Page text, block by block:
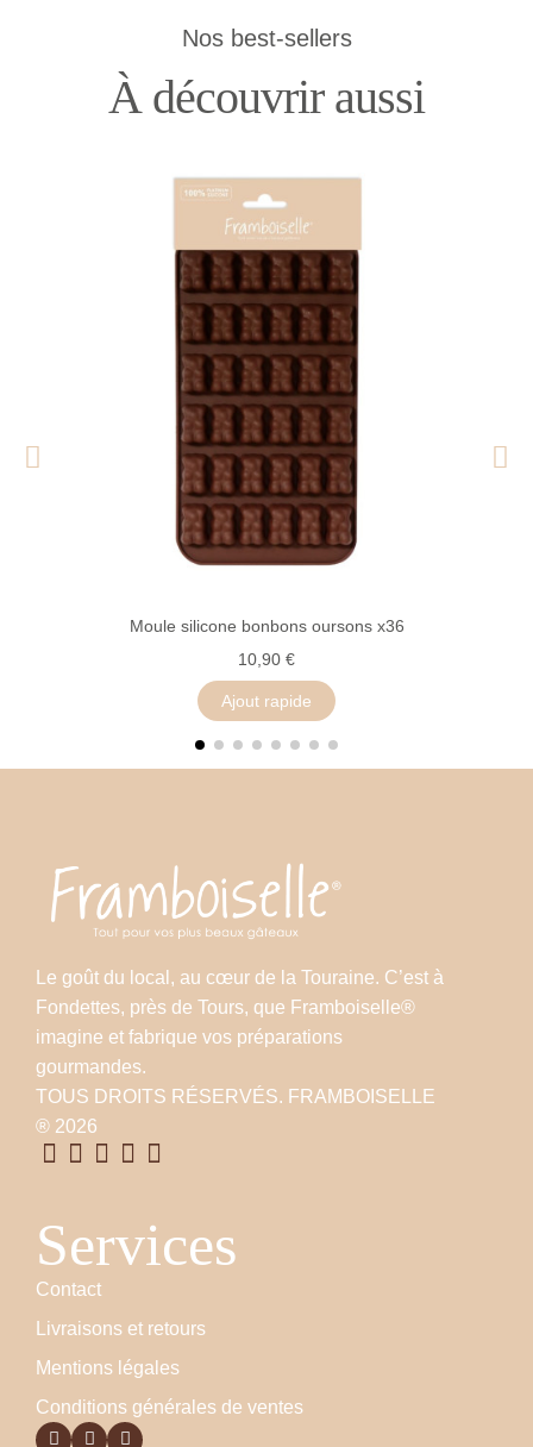
Nos best-sellers
À découvrir aussi
Moule silicone bonbons oursons x36
10,90 €
Ajout rapide
Le goût du local, au cœur de la Touraine. C’est à
Fondettes, près de Tours, que Framboiselle®
imagine et fabrique vos préparations
gourmandes.
TOUS DROITS RÉSERVÉS. FRAMBOISELLE
® 2026
Services
Contact
Livraisons et retours
Mentions légales
Conditions générales de ventes